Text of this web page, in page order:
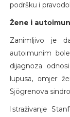
podršku i
Žene i
Zanimljivo je
autoimunim
dijagnoza
lupusa, omjer
Sjögrenova
Istraživanje